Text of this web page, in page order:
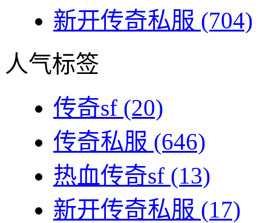
新开传奇私服 (704)
人气标签
传奇sf (20)
传奇私服 (646)
热血传奇sf (13)
新开传奇私服 (17)